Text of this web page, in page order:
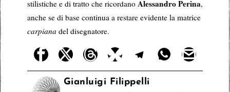
stilistiche e di tratto che ricordano Alessandro Perina,
anche se di base continua a restare evidente la matrice
carpiana del disegnatore.
Gianluigi Filippelli